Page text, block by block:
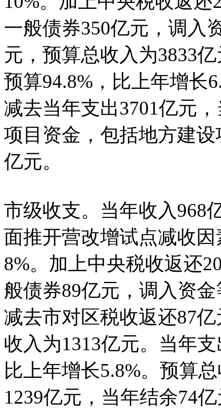
一般债券350亿元，调入
元，预算总收入为3833
预算94.8%，比上年增长
减去当年支出3701亿元
项目资金，包括地方建
亿元。
市级收支。当年收入968
面推开营改增试点减收
8%。加上中央税收返还
般债券89亿元，调入资
减去市对区税收返还87
收入为1313亿元。当年
比上年增长5.8%。预算
1239亿元，当年结余74